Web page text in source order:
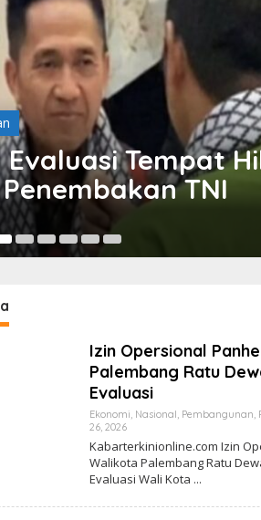
Tempat
TNI
Izin Opersional
Palembang Ratu
Evaluasi
Ekonomi, Nasional, Pembangunan,
26, 2026B
R
E
D
K
Kabarterkinionline.com Izin
Walikota Palembang Ratu
Evaluasi Wali Kota